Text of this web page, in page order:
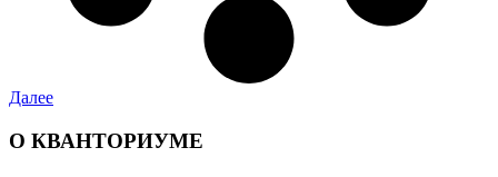
Далее
О КВАНТОРИУМЕ